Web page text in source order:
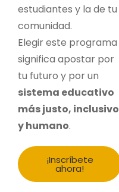
estudiantes y la de tu
comunidad.
Elegir este programa
significa apostar por
tu futuro y por un
sistema educativo
más justo, inclusivo
y humano.
¡Inscríbete
ahora!